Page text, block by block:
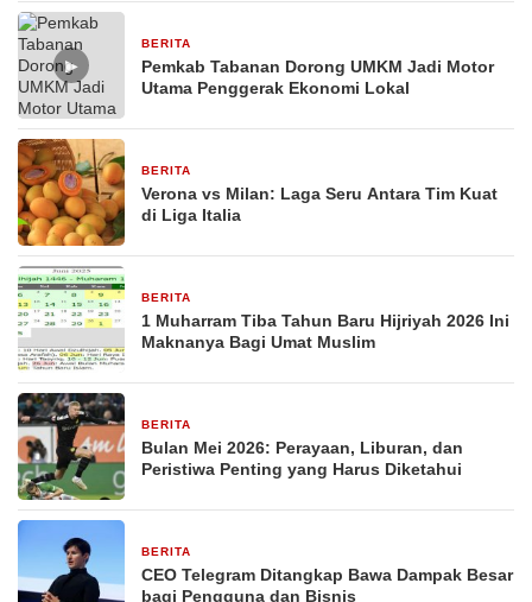
▶
BERITA
Pemkab Tabanan Dorong UMKM Jadi Motor
Utama Penggerak Ekonomi Lokal
BERITA
Verona vs Milan: Laga Seru Antara Tim Kuat
di Liga Italia
BERITA
1 Muharram Tiba Tahun Baru Hijriyah 2026 Ini
Maknanya Bagi Umat Muslim
BERITA
Bulan Mei 2026: Perayaan, Liburan, dan
Peristiwa Penting yang Harus Diketahui
BERITA
CEO Telegram Ditangkap Bawa Dampak Besar
bagi Pengguna dan Bisnis